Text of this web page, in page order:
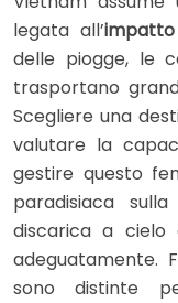
legata all’
delle piogge, le
trasportano
Scegliere una
valutare la
gestire questo
paradisiaca
discarica a cielo
adeguatamente.
sono distinte